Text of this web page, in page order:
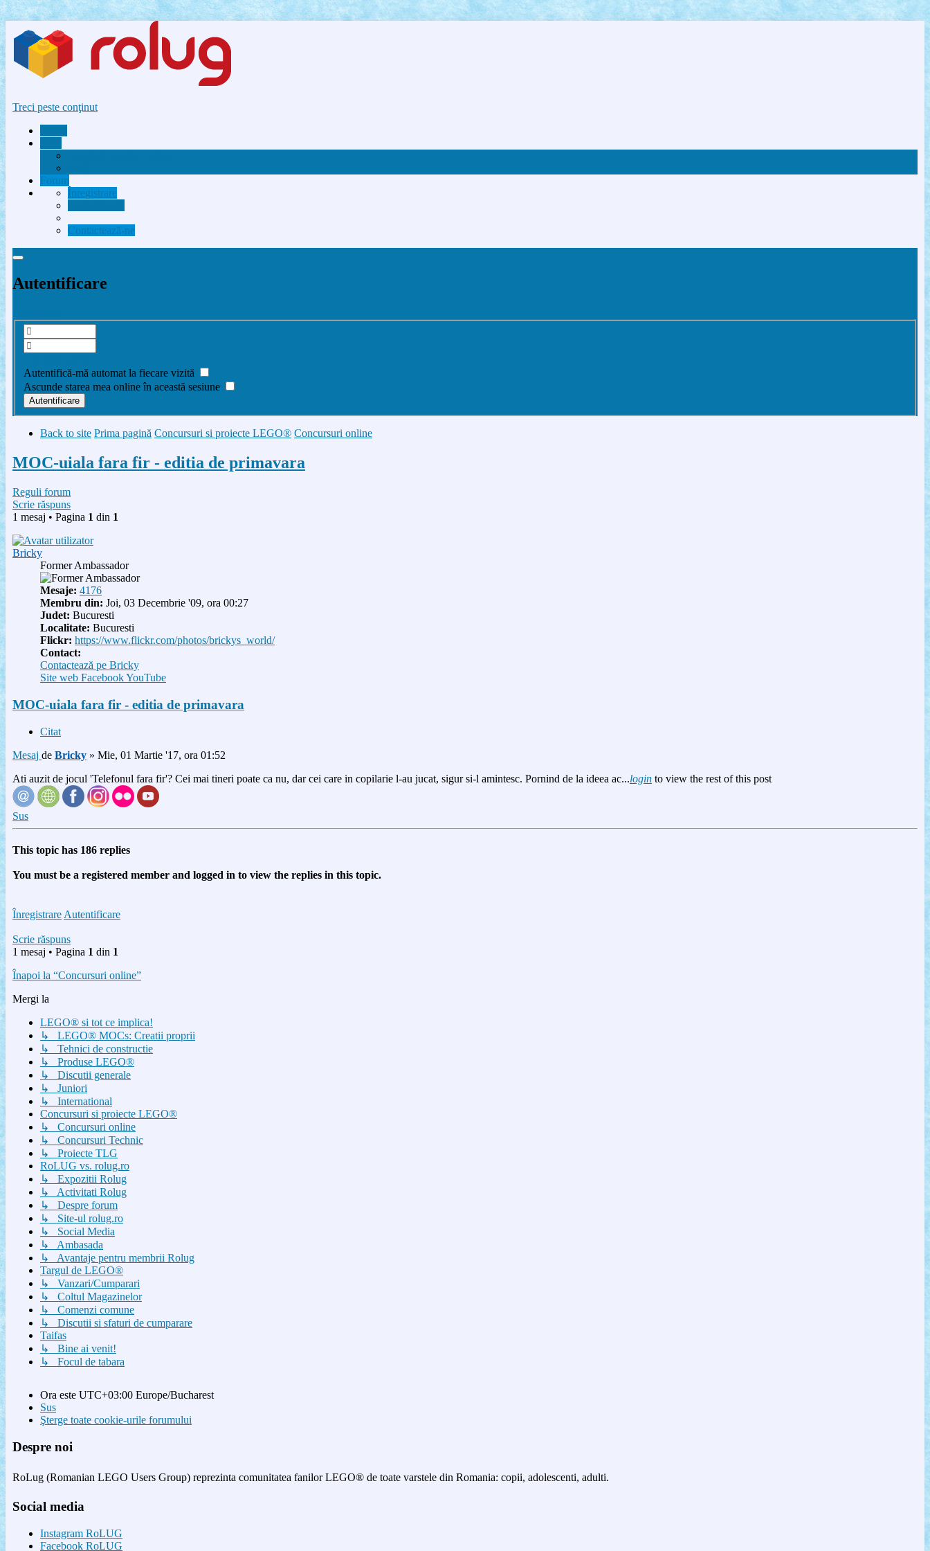
Treci peste conţinut
Forum
Înregistrare
Contactează-ne
Autentificare
Autentifică-mă automat la fiecare vizită
Ascunde starea mea online în această sesiune
Back to site Prima pagină Concursuri si proiecte LEGO® Concursuri online
MOC-uiala fara fir - editia de primavara
Reguli forum
Scrie răspuns
1 mesaj • Pagina 1 din 1
Bricky
Former Ambassador
Mesaje: 4176
Membru din: Joi, 03 Decembrie '09, ora 00:27
Judet: Bucuresti
Localitate: Bucuresti
Flickr: https://www.flickr.com/photos/brickys_world/
Contact:
Contactează pe Bricky
Site web FacebookYouTube
MOC-uiala fara fir - editia de primavara
Citat
Mesaj de Bricky » Mie, 01 Martie '17, ora 01:52
Ati auzit de jocul 'Telefonul fara fir'? Cei mai tineri poate ca nu, dar cei care in copilarie l-au jucat, sigur si-l amintesc. Pornind de la ideea ac...login to view the rest of this post
Sus
This topic has 186 replies
You must be a registered member and logged in to view the replies in this topic.
Înregistrare Autentificare
Scrie răspuns
1 mesaj • Pagina 1 din 1
Înapoi la “Concursuri online”
Mergi la
LEGO® si tot ce implica!
↳ LEGO® MOCs: Creatii proprii
↳ Tehnici de constructie
↳ Produse LEGO®
↳ Discutii generale
↳ Juniori
↳ International
Concursuri si proiecte LEGO®
↳ Concursuri online
↳ Concursuri Technic
↳ Proiecte TLG
RoLUG vs. rolug.ro
↳ Expozitii Rolug
↳ Activitati Rolug
↳ Despre forum
↳ Site-ul rolug.ro
↳ Social Media
↳ Ambasada
↳ Avantaje pentru membrii Rolug
Targul de LEGO®
↳ Vanzari/Cumparari
↳ Coltul Magazinelor
↳ Comenzi comune
↳ Discutii si sfaturi de cumparare
Taifas
↳ Bine ai venit!
↳ Focul de tabara
Ora este UTC+03:00 Europe/Bucharest
Sus
Şterge toate cookie-urile forumului
Despre noi
RoLug (Romanian LEGO Users Group) reprezinta comunitatea fanilor LEGO® de toate varstele din Romania: copii, adolescenti, adulti.
Social media
Instagram RoLUG
Facebook RoLUG